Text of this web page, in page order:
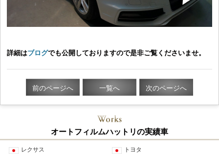
詳細はブログでも公開しておりますので是非ご覧くださいませ。
前のページへ 一覧へ 次のページへ
オートフィルムハットリの実績車
レクサス
トヨタ